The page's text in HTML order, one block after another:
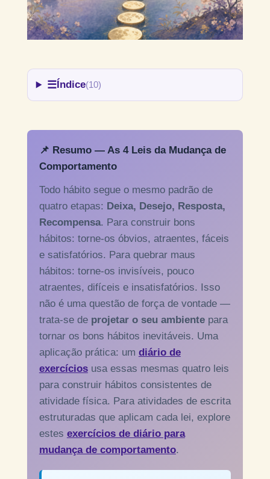
☰Índice(10)
📌 Resumo — As 4 Leis da Mudança de
Comportamento
Todo hábito segue o mesmo padrão de
quatro etapas: Deixa, Desejo, Resposta,
Recompensa. Para construir bons
hábitos: torne-os óbvios, atraentes, fáceis
e satisfatórios. Para quebrar maus
hábitos: torne-os invisíveis, pouco
atraentes, difíceis e insatisfatórios. Isso
não é uma questão de força de vontade —
trata-se de projetar o seu ambientepara
tornar os bons hábitos inevitáveis. Uma
aplicação prática: um diário de
exercíciosusa essas mesmas quatro leis
para construir hábitos consistentes de
atividade física. Para atividades de escrita
estruturadas que aplicam cada lei, explore
estes exercícios de diário para
mudança de comportamento.